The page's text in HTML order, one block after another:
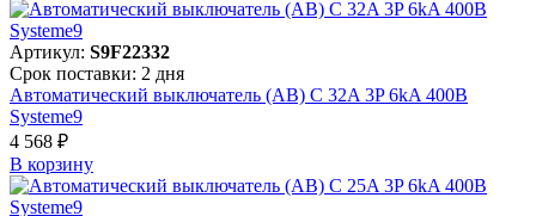
Артикул: S9F22332
Срок поставки: 2 дня
Автоматический выключатель (АВ) C 32A 3P 6kA 400В
Systeme9
4 568 ₽
В корзинy